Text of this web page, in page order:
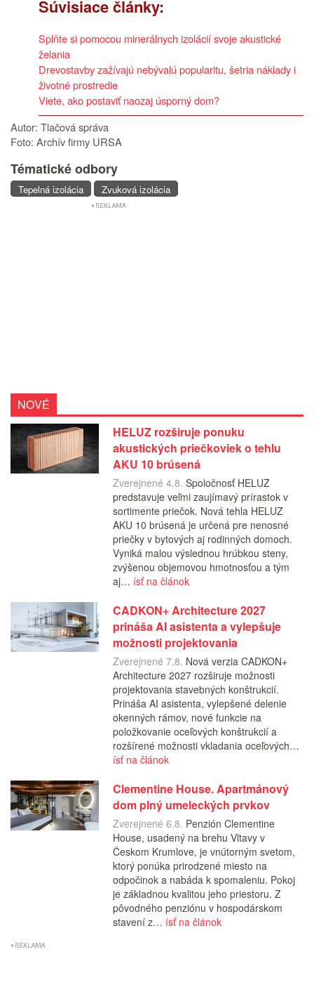
Súvisiace články:
Splňte si pomocou minerálnych izolácií svoje akustické
želania
Drevostavby zažívajú nebývalú popularitu, šetria náklady i
životné prostredie
Viete, ako postaviť naozaj úsporný dom?
Autor: Tlačová správa
Foto: Archív firmy URSA
Tématické odbory
Tepelná izolácia Zvuková izolácia
NOVÉ
HELUZ rozširuje ponuku
akustických priečkoviek o tehlu
AKU 10 brúsená
Zverejnené 4.8. Spoločnosť HELUZ
predstavuje veľmi zaujímavý prírastok v
sortimente priečok. Nová tehla HELUZ
AKU 10 brúsená je určená pre nenosné
priečky v bytových aj rodinných domoch.
Vyniká malou výslednou hrúbkou steny,
zvýšenou objemovou hmotnosťou a tým
aj… ísť na článok
CADKON+ Architecture 2027
prináša AI asistenta a vylepšuje
možnosti projektovania
Zverejnené 7.8. Nová verzia CADKON+
Architecture 2027 rozširuje možnosti
projektovania stavebných konštrukcií.
Prináša AI asistenta, vylepšené delenie
okenných rámov, nové funkcie na
položkovanie oceľových konštrukcií a
rozšírené možnosti vkladania oceľových…
ísť na článok
Clementine House. Apartmánový
dom plný umeleckých prvkov
Zverejnené 6.8. Penzión Clementine
House, usadený na brehu Vltavy v
Českom Krumlove, je vnútorným svetom,
ktorý ponúka prirodzené miesto na
odpočinok a nabáda k spomaleniu. Pokoj
je základnou kvalitou jeho priestoru. Z
pôvodného penziónu v hospodárskom
stavení z… ísť na článok